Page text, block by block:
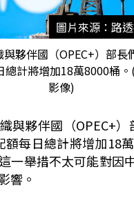
圖片來源：路
夥伴國（OPEC+）部長
總計將增加18萬8000桶
影像)
與夥伴國（OPEC+）
額每日總計將增加18
一舉措不太可能對因
響。